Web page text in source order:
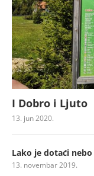
I Dobro i Ljuto
13. jun 2020.
Lako je dotaći nebo
13. novembar 2019.